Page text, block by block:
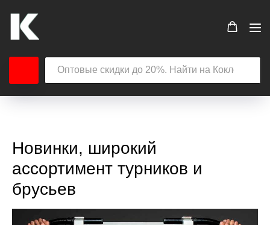
Новинки, широкий
ассортимент турников и
брусьев